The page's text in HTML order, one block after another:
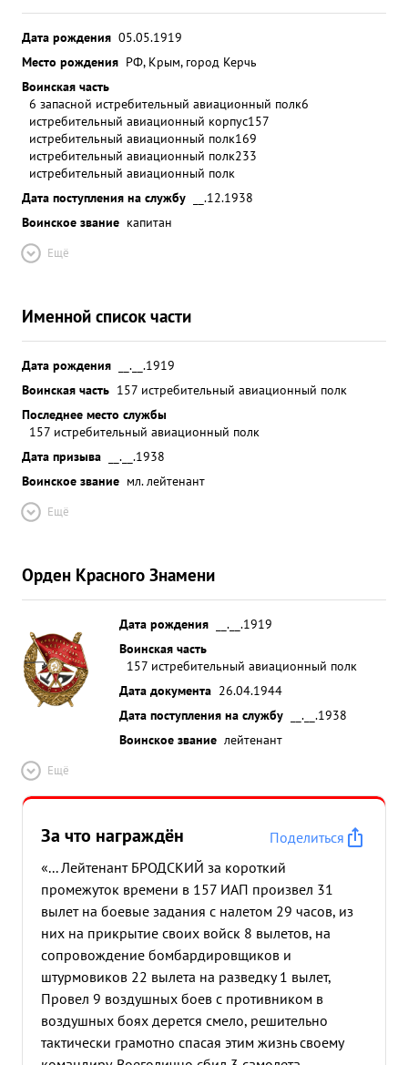
Дата рождения 05.05.1919
Место рождения РФ, Крым, город Керчь
Воинская часть
6 запасной истребительный авиационный полк6
истребительный авиационный корпус157
истребительный авиационный полк169
истребительный авиационный полк233
истребительный авиационный полк
Дата поступления на службу
__.12.1938
Воинское звание капитан
Ещё
Именной список части
Дата рождения
__.__.1919
Воинская часть 157 истребительный авиационный полк
Последнее место службы
157 истребительный авиационный полк
Дата призыва
__.__.1938
Воинское звание мл. лейтенант
Ещё
Орден Красного Знамени
Дата рождения
__.__.1919
Воинская часть
157 истребительный авиационный полк
Дата документа 26.04.1944
Дата поступления на службу
__.__.1938
Воинское звание лейтенант
Ещё
За что награждён
Поделиться
«... Лейтенант БРОДСКИЙ за короткий
промежуток времени в 157 ИАП произвел 31
вылет на боевые задания с налетом 29 часов, из
них на прикрытие своих войск 8 вылетов, на
сопровождение бомбардировщиков и
штурмовиков 22 вылета на разведку 1 вылет,
Провел 9 воздушных боев с противником в
воздушных боях дерется смело, решительно
тактически грамотно спасая этим жизнь своему